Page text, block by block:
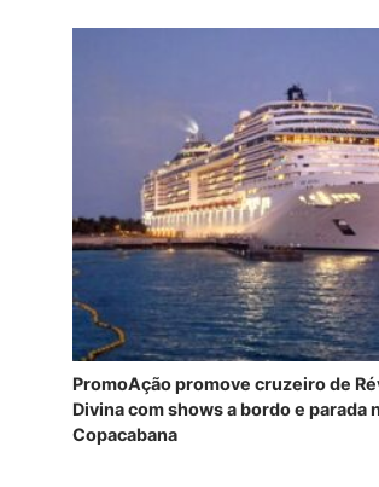
PromoAção promove cruzeiro de
Divina com shows a bordo e parada
Copacabana